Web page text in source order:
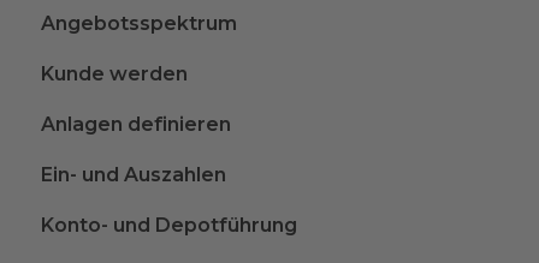
Angebotsspektrum
Kunde werden
Anlagen definieren
Ein- und Auszahlen
Konto- und Depotführung